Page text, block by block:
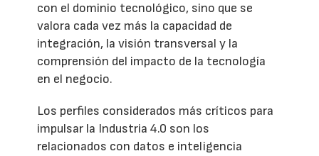
con el dominio tecnológico, sino que se
valora cada vez más la capacidad de
integración, la visión transversal y la
comprensión del impacto de la tecnología
en el negocio.
Los perfiles considerados más críticos para
impulsar la Industria 4.0 son los
relacionados con datos e inteligencia